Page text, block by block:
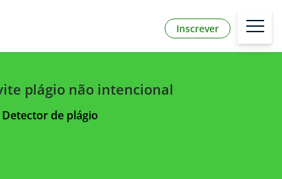
Inscrever
plágio não intencional
Detector de plágio